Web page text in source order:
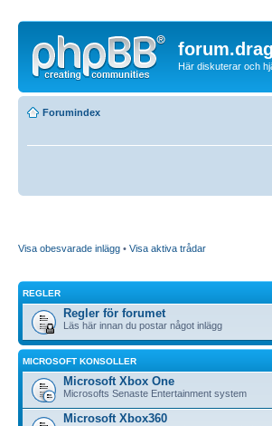
Här diskuterar och
Forumindex
Visa obesvarade inlägg • Visa aktiva trådar
REGLER
Regler för forumet
Läs här innan du postar något inlägg
MICROSOFT KONSOLLER
Microsoft Xbox One
Microsofts Senaste Entertainment system
Microsoft Xbox360